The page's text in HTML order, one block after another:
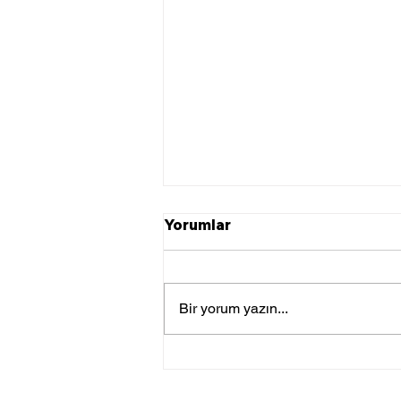
Yorumlar
Bir yorum yazın...